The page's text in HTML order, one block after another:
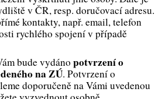
v ČR, resp. doručovací adresu.
kontakty, např. email, telefon
rychlého spojení v případě
bude vydáno potvrzení o
na ZÚ. Potvrzení o
doporučeně na Vámi uvedenou